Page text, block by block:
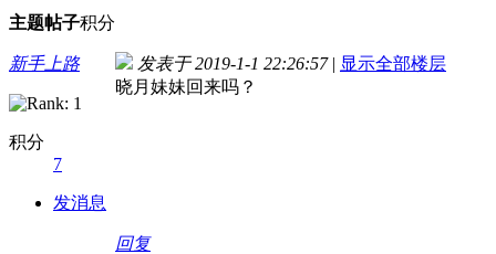
主题帖子积分
新手上路
积分
7
发消息
发表于 2019-1-1 22:26:57 | 显示全部楼层
晓月妹妹回来吗？
回复